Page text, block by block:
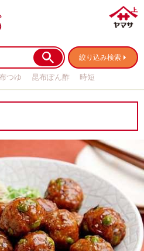
絞り込み検索
つゆ 昆布ぽん酢
時短